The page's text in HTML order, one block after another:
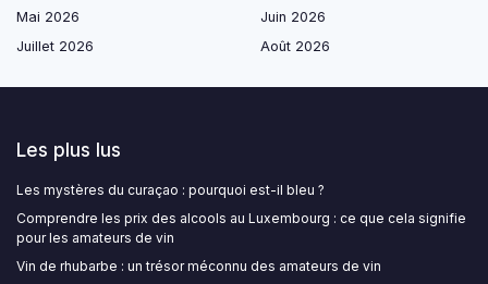
Mai 2026
Juin 2026
Juillet 2026
Août 2026
Les plus lus
Les mystères du curaçao : pourquoi est-il bleu ?
Comprendre les prix des alcools au Luxembourg : ce que cela signifie
pour les amateurs de vin
Vin de rhubarbe : un trésor méconnu des amateurs de vin